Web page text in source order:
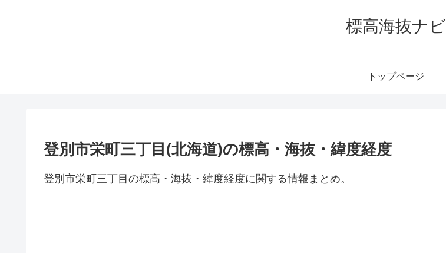
標高海抜ナビ
トップページ
登別市栄町三丁目(北海道)の標高・海抜・緯度経度
登別市栄町三丁目の標高・海抜・緯度経度に関する情報まとめ。